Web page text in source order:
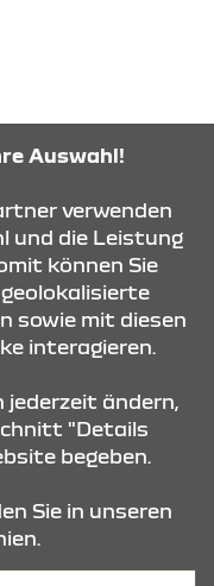
Auswahl!
verwenden
und die Leistung
können Sie
sowie mit diesen
interagieren.
jederzeit ändern,
"Details
begeben.
Sie in unseren